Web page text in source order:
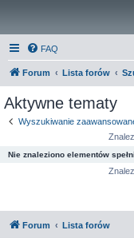
FAQ
Forum Lista forów
Aktywne tematy
Wyszukiwanie
Nie znaleziono elementów
Forum Lista forów